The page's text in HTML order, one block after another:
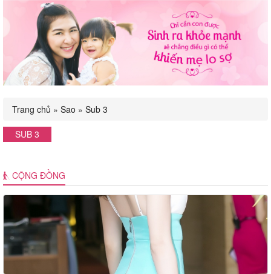
navigation
Trang chủ » Sao » Sub 3
SUB 3
CỘNG ĐỒNG